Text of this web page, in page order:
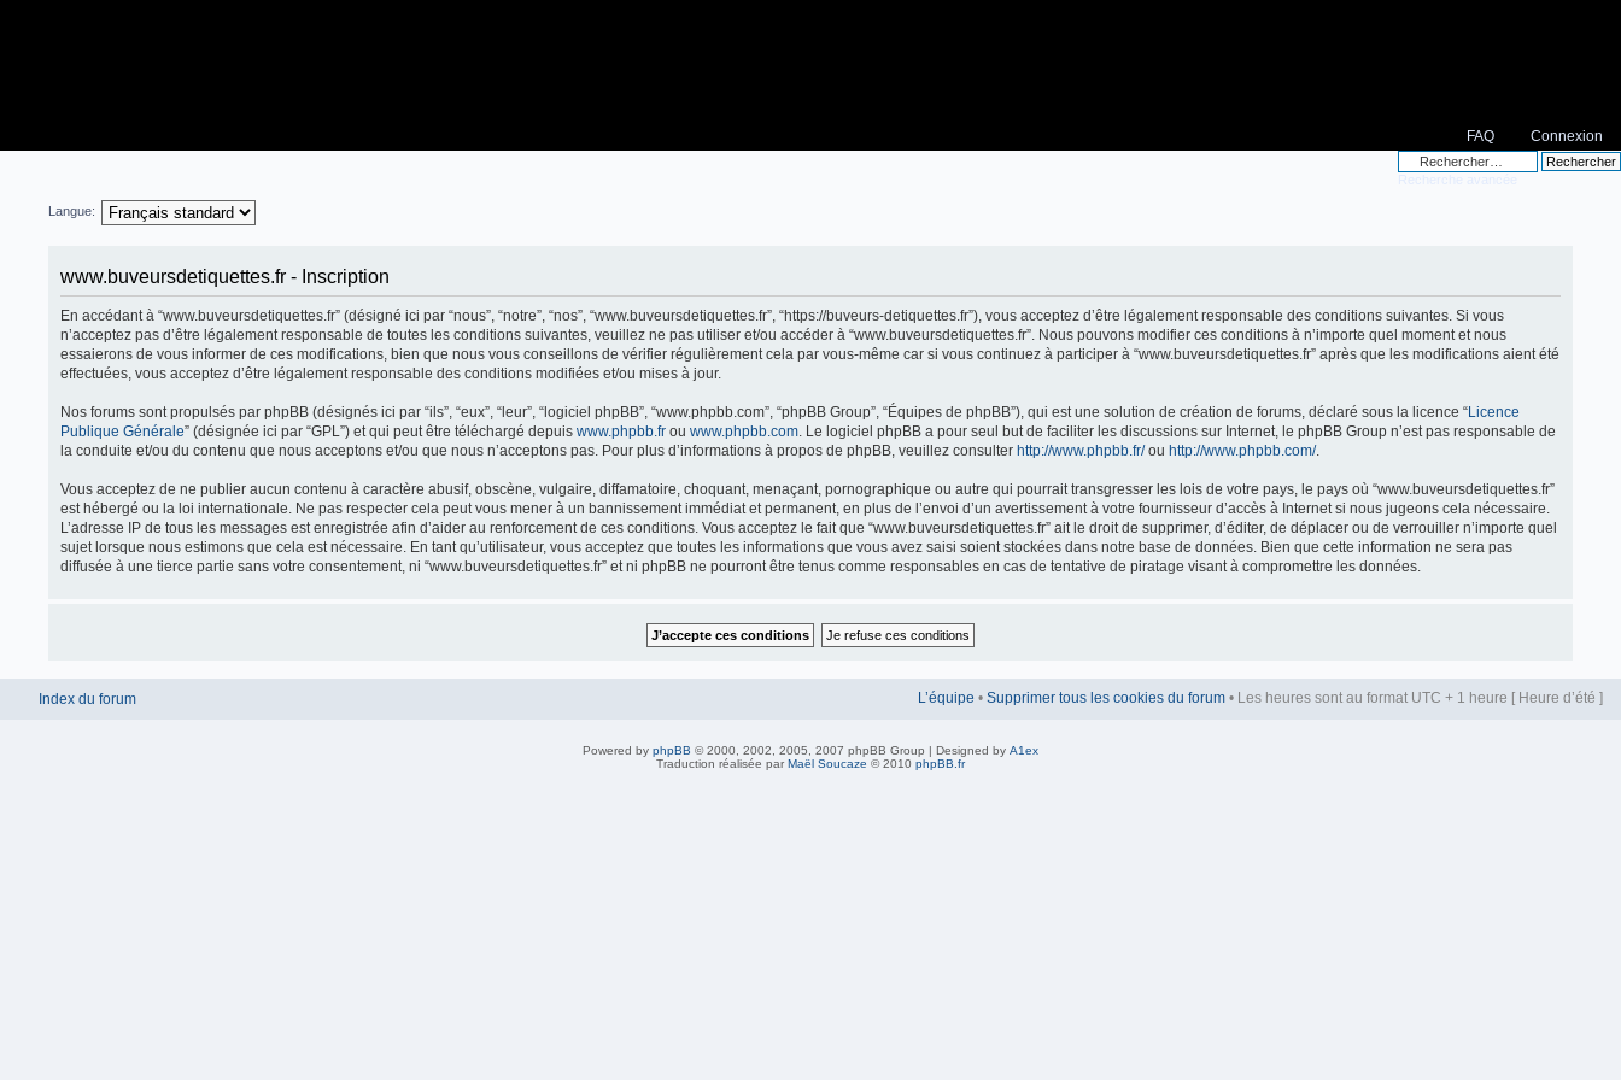
FAQ Connexion
Recherche avancée
Langue:
www.buveursdetiquettes.fr - Inscription
En accédant à “www.buveursdetiquettes.fr” (désigné ici par “nous”, “notre”, “nos”, “www.buveursdetiquettes.fr”, “https://buveurs-detiquettes.fr”), vous acceptez d’être légalement responsable des conditions suivantes. Si vous
n’acceptez pas d’être légalement responsable de toutes les conditions suivantes, veuillez ne pas utiliser et/ou accéder à “www.buveursdetiquettes.fr”. Nous pouvons modifier ces conditions à n’importe quel moment et nous
essaierons de vous informer de ces modifications, bien que nous vous conseillons de vérifier régulièrement cela par vous-même car si vous continuez à participer à “www.buveursdetiquettes.fr” après que les modifications aient été
effectuées, vous acceptez d’être légalement responsable des conditions modifiées et/ou mises à jour.
Nos forums sont propulsés par phpBB (désignés ici par “ils”, “eux”, “leur”, “logiciel phpBB”, “www.phpbb.com”, “phpBB Group”, “Équipes de phpBB”), qui est une solution de création de forums, déclaré sous la licence “Licence
Publique Générale” (désignée ici par “GPL”) et qui peut être téléchargé depuis www.phpbb.fr ou www.phpbb.com . Le logiciel phpBB a pour seul but de faciliter les discussions sur Internet, le phpBB Group n’est pas responsable de
la conduite et/ou du contenu que nous acceptons et/ou que nous n’acceptons pas. Pour plus d’informations à propos de phpBB, veuillez consulter http://www.phpbb.fr/ou http://www.phpbb.com/.
Vous acceptez de ne publier aucun contenu à caractère abusif, obscène, vulgaire, diffamatoire, choquant, menaçant, pornographique ou autre qui pourrait transgresser les lois de votre pays, le pays où “www.buveursdetiquettes.fr”
est hébergé ou la loi internationale. Ne pas respecter cela peut vous mener à un bannissement immédiat et permanent, en plus de l’envoi d’un avertissement à votre fournisseur d’accès à Internet si nous jugeons cela nécessaire.
L’adresse IP de tous les messages est enregistrée afin d’aider au renforcement de ces conditions. Vous acceptez le fait que “www.buveursdetiquettes.fr” ait le droit de supprimer, d’éditer, de déplacer ou de verrouiller n’importe quel
sujet lorsque nous estimons que cela est nécessaire. En tant qu’utilisateur, vous acceptez que toutes les informations que vous avez saisi soient stockées dans notre base de données. Bien que cette information ne sera pas
diffusée à une tierce partie sans votre consentement, ni “www.buveursdetiquettes.fr” et ni phpBB ne pourront être tenus comme responsables en cas de tentative de piratage visant à compromettre les données.
Index du forum L’équipe • Supprimer tous les cookies du forum • Les heures sont au format UTC + 1 heure [ Heure d’été ]
Powered by phpBB © 2000, 2002, 2005, 2007 phpBB Group | Designed by A1ex
Traduction réalisée par Maël Soucaze © 2010 phpBB.fr